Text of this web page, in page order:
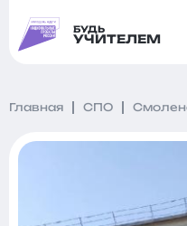
БУДЬ
УЧИТЕЛЕМ
Главная СПО